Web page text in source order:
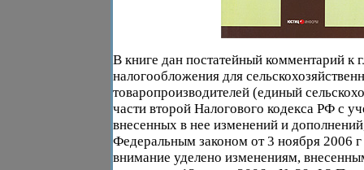
В книге дан постатейный комментарий к
налогообложения для
товаропроизводителей (единый
части второй Налогового кодекса РФ с
внесенных в нее изменений и
Федеральным законом от 3 ноября 2006
внимание уделено изменениям,